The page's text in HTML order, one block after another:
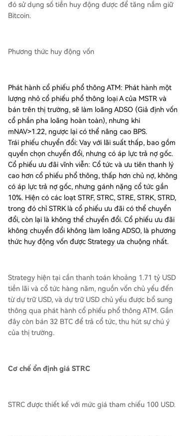
đó sử dụng số tiền huy động được để tăng nắm giữ
Bitcoin.
Phương thức huy động vốn
Phát hành cổ phiếu phổ thông ATM: Phát hành một
lượng nhỏ cổ phiếu phổ thông loại A của MSTR và
bán trên thị trường, sẽ làm loãng ADSO (Giả định vốn
cổ phần pha loãng hoàn toàn), nhưng khi
mNAV>1.22, ngược lại có thể nâng cao BPS.
Trái phiếu chuyển đổi: Vay với lãi suất thấp, bao gồm
quyền chọn chuyển đổi, nhưng có áp lực trả nợ gốc.
Cổ phiếu ưu đãi vĩnh viễn: Cổ tức và ưu tiên thanh lý
cao hơn cổ phiếu phổ thông, thấp hơn chủ nợ, không
có áp lực trả nợ gốc, nhưng gánh nặng cổ tức gần
10%. Hiện có các loạt STRF, STRC, STRE, STRK, STRD,
trong đó chỉ STRK là cổ phiếu ưu đãi có thể chuyển
đổi, còn lại là không thể chuyển đổi. Cổ phiếu ưu đãi
không chuyển đổi không làm loãng ADSO, là phương
thức huy động vốn được Strategy ưa chuộng nhất.
Strategy hiện tại cần thanh toán khoảng 1.71 tỷ USD
tiền lãi và cổ tức hàng năm, nguồn vốn chủ yếu đến
từ dự trữ USD, và dự trữ USD chủ yếu được bổ sung
thông qua phát hành cổ phiếu phổ thông ATM. Gần
đây còn bán 32 BTC để trả cổ tức, thu hút sự chú ý
của thị trường.
Cơ chế ổn định giá STRC
STRC được thiết kế với mức giá tham chiếu 100 USD.